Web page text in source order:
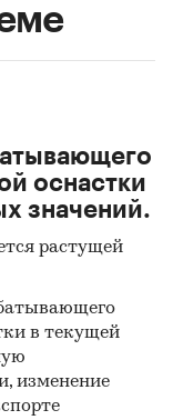
оснастки
значений.
растущей
в текущей
изменение